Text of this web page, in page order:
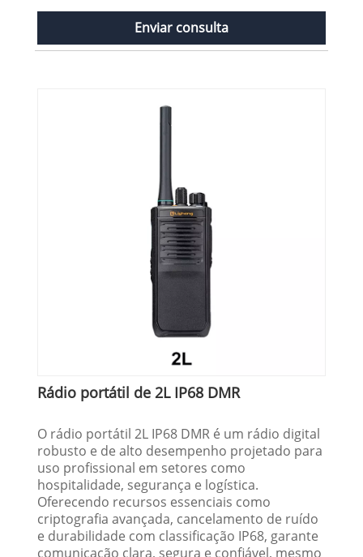
Enviar consulta
Rádio portátil de 2L IP68 DMR
O rádio portátil 2L IP68 DMR é um rádio digital
robusto e de alto desempenho projetado para
uso profissional em setores como
hospitalidade, segurança e logística.
Oferecendo recursos essenciais como
criptografia avançada, cancelamento de ruído
e durabilidade com classificação IP68, garante
comunicação clara, segura e confiável, mesmo